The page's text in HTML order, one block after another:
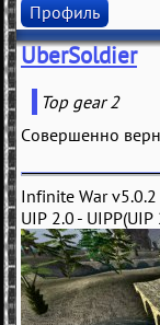
Профиль
UberSoldier
Top gear 2
Совершенно
Infinite War
UIP 2.0 - UIPP(UIP